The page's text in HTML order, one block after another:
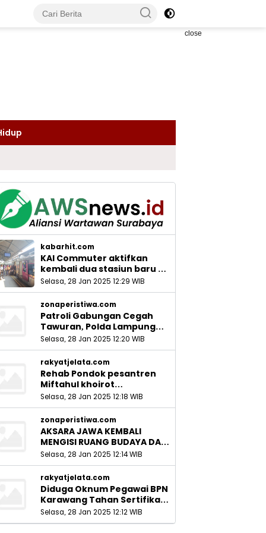
close
kabarhit.com
KAI Commuter aktifkan
kembali dua stasiun baru di
Sidoarjo_
Selasa, 28 Jan 2025 12:29 WIB
zonaperistiwa.com
Patroli Gabungan Cegah
Tawuran, Polda Lampung
Ingatkan Peran Orang Tua
Selasa, 28 Jan 2025 12:20 WIB
rakyatjelata.com
Rehab Pondok pesantren
Miftahul khoirot
Meninggalkan Hutang Ke
Material, Mantan Kadis PUPR
Harus Bertanggung Jawab
Selasa, 28 Jan 2025 12:18 WIB
zonaperistiwa.com
AKSARA JAWA KEMBALI
MENGISI RUANG BUDAYA DAN
SITUS LELUHUR NUSANTARA
Selasa, 28 Jan 2025 12:14 WIB
rakyatjelata.com
Diduga Oknum Pegawai BPN
Karawang Tahan Sertifikat
Pemohon PTSL
Selasa, 28 Jan 2025 12:12 WIB